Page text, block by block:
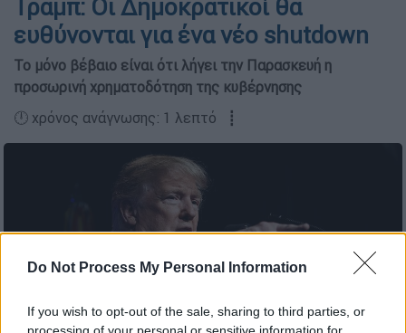
Do Not Process My Personal Information
If you wish to opt-out of the sale, sharing to third parties, or
Τραμπ: Οι Δημοκρατικοί θα
ευθύνονται για ένα νέο shutdown
Το μόνο βέβαιο είναι ότι λήγει την Παρασκευή η
προσωρινή χρηματοδότηση της κυβέρνησης
🕛 χρόνος ανάγνωσης: 1 λεπτό ┋